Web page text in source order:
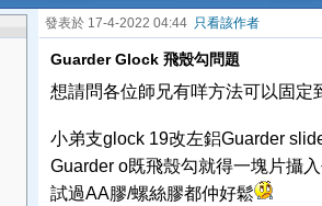
發表於 17-4-2022 04:44 只看該作者
Guarder Glock 飛殼勾問題
想請問各位師兄有咩方法可以固定
小弟支glock 19改左鋁Guarder
Guarder o既飛殼勾就得一塊片攝
試過AA膠/螺絲膠都仲好鬆